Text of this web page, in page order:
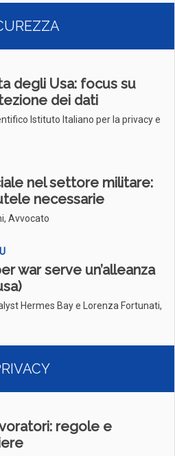
degli Usa: focus su
dei dati
Istituto Italiano per la privacy e
nel settore militare:
necessarie
Avvocato
war serve un’alleanza
Hermes Bay e Lorenza Fortunati,
regole e